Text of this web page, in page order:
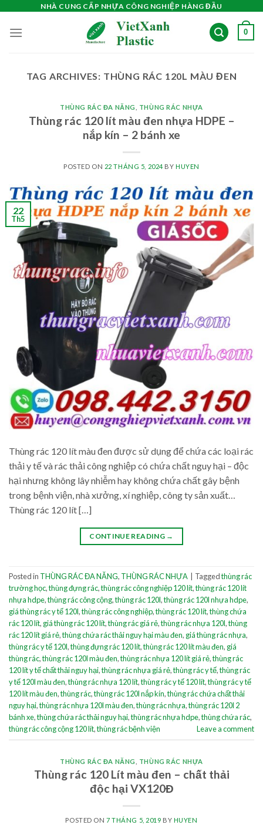
content
NHÀ CUNG CẤP NHỰA CÔNG NGHIỆP HÀNG ĐẦU
0
TAG ARCHIVES: THÙNG RÁC 120L MÀU ĐEN
THÙNG RÁC ĐA NĂNG THÙNG RÁC NHỰA
Thùng rác 120 lít màu đen nhựa HDPE –
nắp kín – 2 bánh xe
POSTED ON 22 THÁNG 5, 2024BY HUYEN
22
Th5
Thùng rác 120 lít màu đen được sử dụng để chứa các loại rác
thải y tế và rác thải công nghiệp có chứa chất nguy hại – độc
hại nhưng không lây nhiễm hay không chứa chất gây bệnh
trong bệnh viện, nhà xưởng, xí nghiệp, công ty sản xuất…
Thùng rác 120 lít […]
CONTINUE READING →
Posted in THÙNG RÁC ĐA NĂNG, THÙNG RÁC NHỰA Taggedthùng rác
trường học,thùng đựng rác,thùng rác công nghiệp 120 lít,thùng rác 120 lít
nhựa hdpe,thùng rác công cộng,thùng rác 120l,thùng rác 120l nhựa hdpe,
giá thùng rác y tế 120l,thùng rác công nghiệp,thùng rác 120 lít,thùng chứa
rác 120 lít, giá thùng rác 120 lít,thùng rác giá rẻ,thùng rác nhựa 120l,thùng
rác 120 lít giá rẻ,thùng chứa rác thải nguy hại màu đen, giá thùng rác nhựa,
thùng rác y tế 120l,thùng đựng rác 120 lít,thùng rác 120 lít màu đen, giá
thùng rác,thùng rác 120l màu đen,thùng rác nhựa 120 lít giá rẻ,thùng rác
120 lít y tế chất thải nguy hại,thùng rác nhựa giá rẻ,thùng rác y tế,thùng rác
y tế 120l màu đen,thùng rác nhựa 120 lít,thùng rác y tế 120 lít,thùng rác y tế
120 lít màu đen,thùng rác,thùng rác 120l nắp kín,thùng rác chứa chất thải
nguy hại,thùng rác nhựa 120l màu đen,thùng rác nhựa,thùng rác 120l 2
bánh xe,thùng chứa rác thải nguy hại,thùng rác nhựa hdpe,thùng chứa rác,
thùng rác công cộng 120 lít,thùng rác bệnh viện Leave a comment
THÙNG RÁC ĐA NĂNG THÙNG RÁC NHỰA
Thùng rác 120 Lít màu đen – chất thải
độc hại VX120Đ
POSTED ON7 THÁNG 5, 2019 BY HUYEN